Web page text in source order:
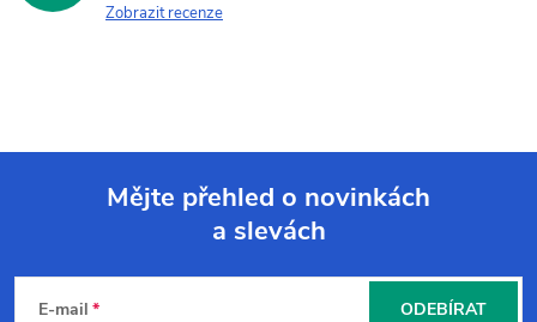
Zobrazit recenze
Mějte přehled o novinkách
a slevách
E-mail ODEBÍRAT